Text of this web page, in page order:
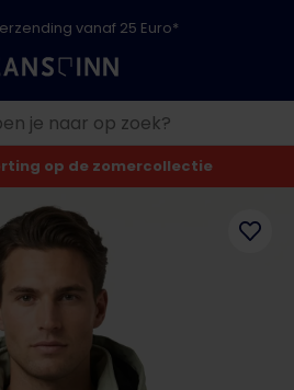
vanaf 25 Euro*
op de zomercollectie